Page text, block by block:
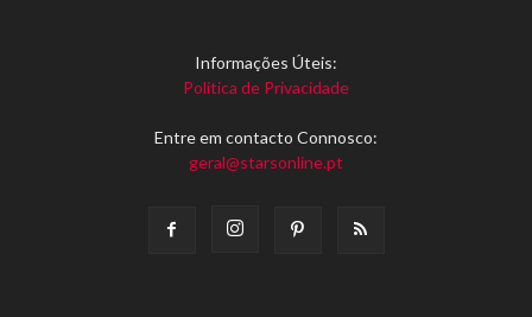
Informações Úteis:
Política de Privacidade
Entre em contacto Connosco:
geral@starsonline.pt